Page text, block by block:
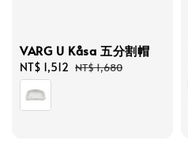
VARG U Kåsa 五分割帽
Sale
price
NT$ 1,512 Regular
NT$ 1,680